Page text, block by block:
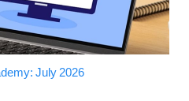
July 2026